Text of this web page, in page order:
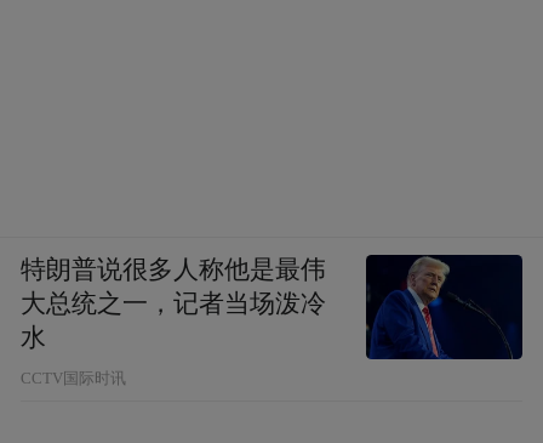
特朗普说很多人称他是最伟
大总统之一，记者当场泼冷
水
CCTV国际时讯